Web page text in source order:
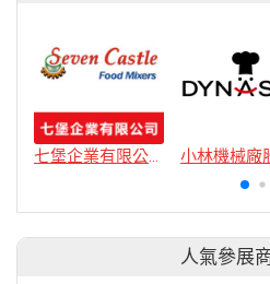
七堡企業有限公司
人氣參展